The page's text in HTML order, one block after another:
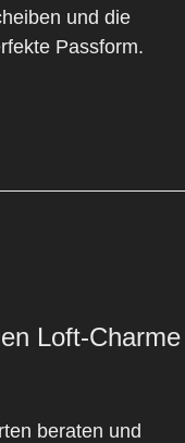
und die
Passform.
Loft-Charme
beraten und